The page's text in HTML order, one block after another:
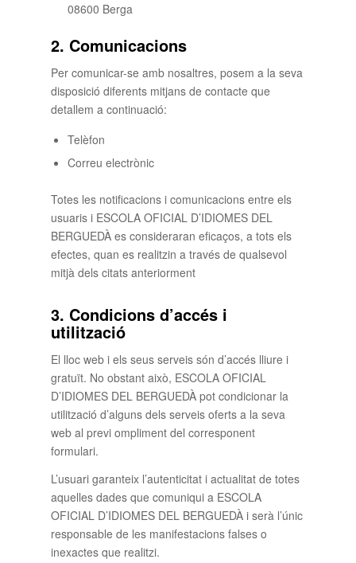
08600 Berga
2. Comunicacions
Per comunicar-se amb nosaltres, posem a la seva
disposició diferents mitjans de contacte que
detallem a continuació:
Telèfon
Correu electrònic
Totes les notificacions i comunicacions entre els
usuaris i ESCOLA OFICIAL D’IDIOMES DEL
BERGUEDÀ es consideraran eficaços, a tots els
efectes, quan es realitzin a través de qualsevol
mitjà dels citats anteriorment
3. Condicions d’accés i
utilització
El lloc web i els seus serveis són d’accés lliure i
gratuït. No obstant això, ESCOLA OFICIAL
D’IDIOMES DEL BERGUEDÀ pot condicionar la
utilització d’alguns dels serveis oferts a la seva
web al previ ompliment del corresponent
formulari.
L’usuari garanteix l’autenticitat i actualitat de totes
aquelles dades que comuniqui a ESCOLA
OFICIAL D’IDIOMES DEL BERGUEDÀ i serà l’únic
responsable de les manifestacions falses o
inexactes que realitzi.